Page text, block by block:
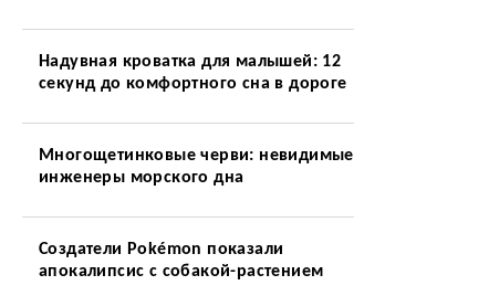
Надувная кроватка для малышей: 12
секунд до комфортного сна в дороге
Многощетинковые черви: невидимые
инженеры морского дна
Создатели Pokémon показали
апокалипсис с собакой-растением